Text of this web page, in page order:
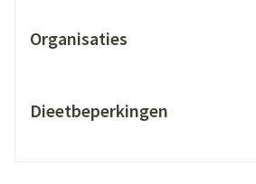
Organisaties
Dieetbeperkingen